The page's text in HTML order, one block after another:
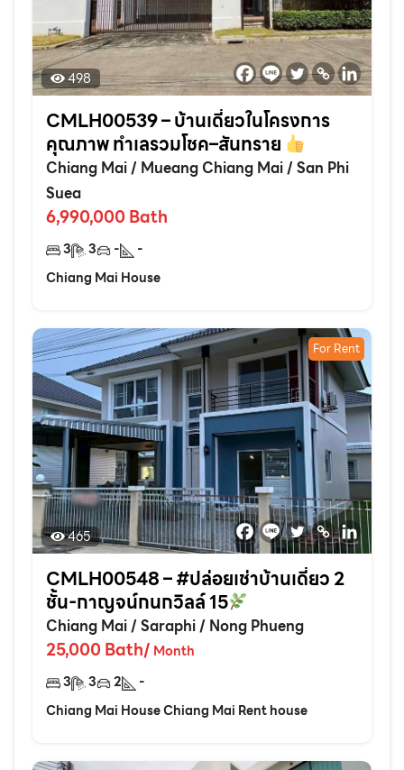
498
CMLH00539 – บ้านเดี่ยวในโครงการ
คุณภาพ ทำเลรวมโชค–สันทราย
Chiang Mai/ Mueang Chiang Mai/San Phi
Suea
6,990,000 Bath
3 3 -
-
Chiang Mai House
For Rent
465
CMLH00548 – #ปล่อยเช่าบ้านเดี่ยว 2
ชั้น-กาญจน์กนกวิลล์ 15
Chiang Mai/Saraphi/ Nong Phueng
25,000 Bath/ Month
3
3 2
-
Chiang Mai House Chiang Mai Rent house